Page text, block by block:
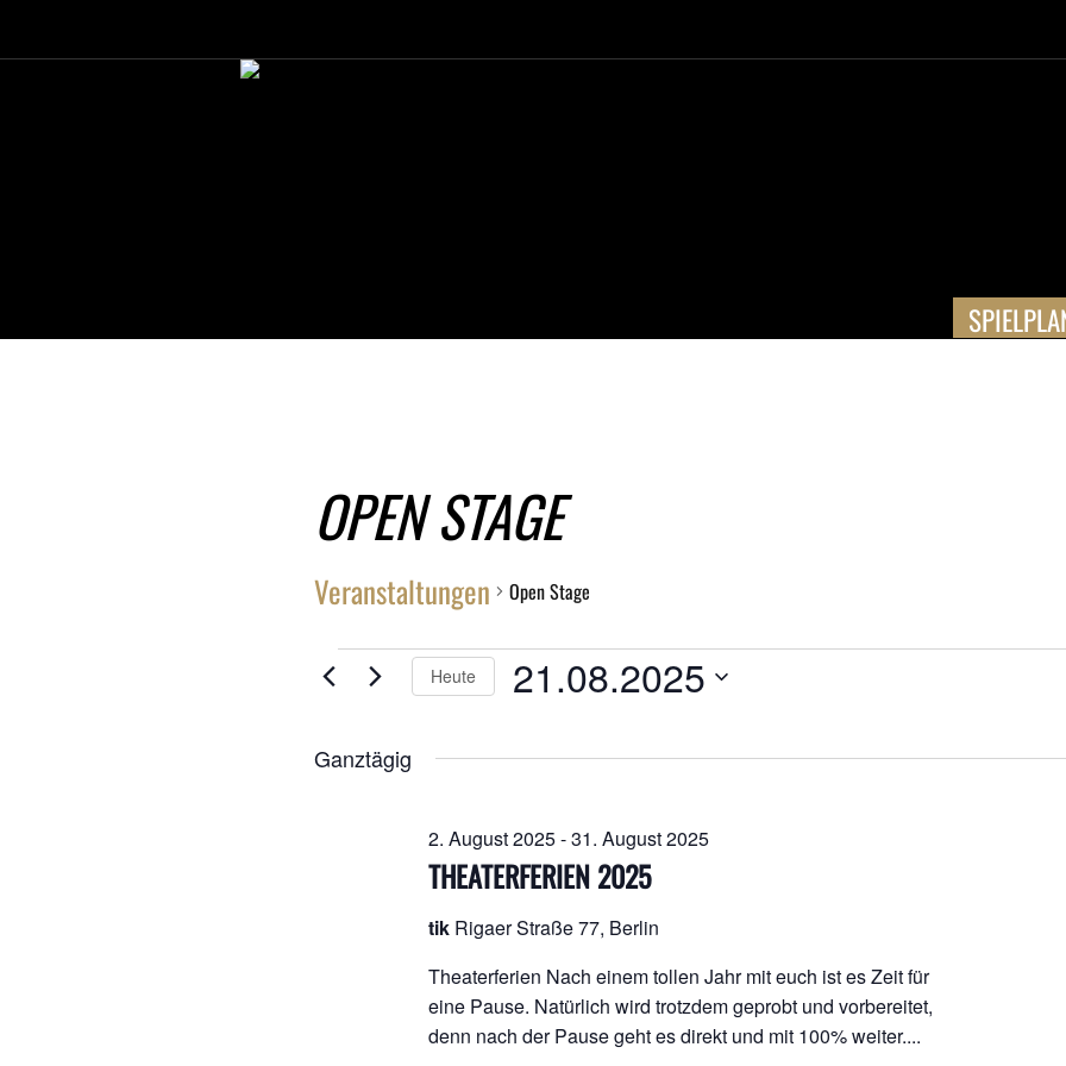
OPEN STAGE
Veranstaltungen Open Stage
VERANSTALTUNGEN
21.
Heute 21.08.2025
wählen.
Ganztägig
THEATERFERIEN 2025
2. August 2025-31. August 2025
tik Rigaer Straße 77, Berlin
Theaterferien Nach einem tollen Jahr mit euch ist es Zeit für
eine Pause. Natürlich wird trotzdem geprobt und vorbereitet,
denn nach der Pause geht es direkt und mit 100% weiter....